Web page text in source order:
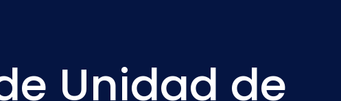
Unidad de